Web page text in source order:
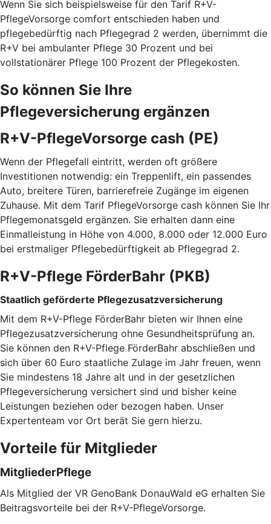
Wenn Sie sich beispielsweise für den Tarif R+V-
PflegeVorsorge comfort entschieden haben und
pflegebedürftig nach Pflegegrad 2 werden, übernimmt die
R+V bei ambulanter Pflege 30 Prozent und bei
vollstationärer Pflege 100 Prozent der Pflegekosten.
So können Sie Ihre
Pflegeversicherung ergänzen
R+V-PflegeVorsorge cash (PE)
Wenn der Pflegefall eintritt, werden oft größere
Investitionen notwendig: ein Treppenlift, ein passendes
Auto, breitere Türen, barrierefreie Zugänge im eigenen
Zuhause. Mit dem Tarif PflegeVorsorge cash können Sie Ihr
Pflegemonatsgeld ergänzen. Sie erhalten dann eine
Einmalleistung in Höhe von 4.000, 8.000 oder 12.000 Euro
bei erstmaliger Pflegebedürftigkeit ab Pflegegrad 2.
R+V-Pflege FörderBahr (PKB)
Staatlich geförderte Pflegezusatzversicherung
Mit dem R+V-Pflege FörderBahr bieten wir Ihnen eine
Pflegezusatzversicherung ohne Gesundheitsprüfung an.
Sie können den R+V-Pflege FörderBahr abschließen und
sich über 60 Euro staatliche Zulage im Jahr freuen, wenn
Sie mindestens 18 Jahre alt und in der gesetzlichen
Pflegeversicherung versichert sind und bisher keine
Leistungen beziehen oder bezogen haben. Unser
Expertenteam vor Ort berät Sie gern hierzu.
Vorteile für Mitglieder
MitgliederPflege
Als Mitglied der VR GenoBank DonauWald eG erhalten Sie
Beitragsvorteile bei der R+V-PflegeVorsorge.